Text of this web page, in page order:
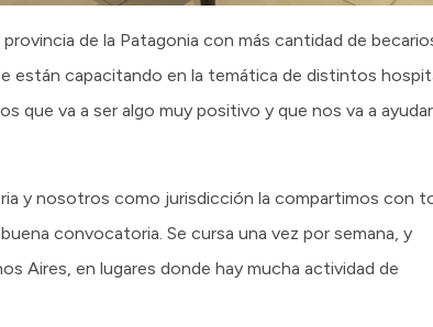
de la Patagonia con más cantidad de
están capacitando en la temática de distintos
que va a ser algo muy positivo y que nos va a
y nosotros como jurisdicción la compartimos con
convocatoria. Se cursa una vez por semana, y
Aires, en lugares donde hay mucha actividad de